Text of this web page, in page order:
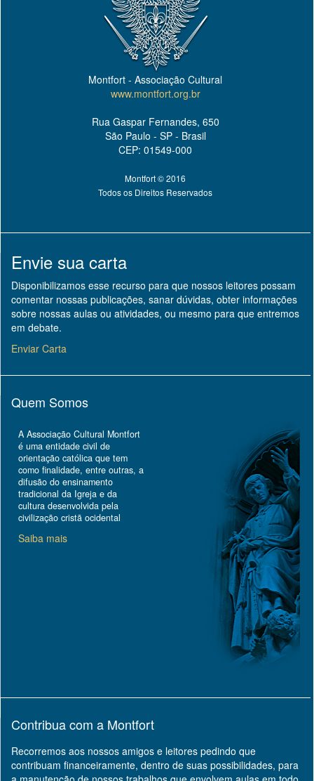
Montfort - Associação Cultural
www.montfort.org.br
Rua Gaspar Fernandes, 650
São Paulo - SP - Brasil
CEP: 01549-000
Montfort © 2016
Todos os Direitos Reservados
Envie sua carta
Disponibilizamos esse recurso para que nossos leitores possam
comentar nossas publicações, sanar dúvidas, obter informações
sobre nossas aulas ou atividades, ou mesmo para que entremos
em debate.
Enviar Carta
Quem Somos
A Associação Cultural Montfort
é uma entidade civil de
orientação católica que tem
como finalidade, entre outras, a
difusão do ensinamento
tradicional da Igreja e da
cultura desenvolvida pela
civilização cristã ocidental
Saiba mais
Contribua com a Montfort
Recorremos aos nossos amigos e leitores pedindo que
contribuam financeiramente, dentro de suas possibilidades, para